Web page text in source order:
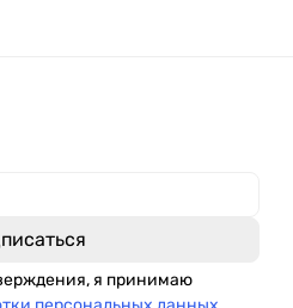
я принимаю